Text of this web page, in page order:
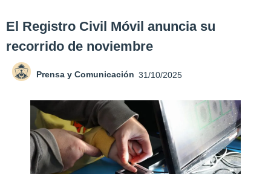
El Registro Civil Móvil anuncia su
recorrido de noviembre
Prensa y Comunicación 31/10/2025